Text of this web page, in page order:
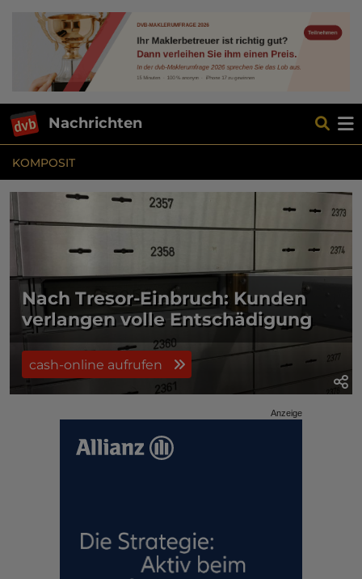
Nachrichten
KOMPOSIT
Nach Tresor-Einbruch: Kunden
verlangen volle Entschädigung
cash-online aufrufen
Anzeige